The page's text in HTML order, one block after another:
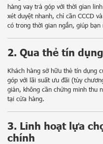
hàng vay trả góp với thời gian
xét duyệt nhanh, chỉ cần CCCD
có trong thời gian ngắn, giúp bạn
2. Qua thẻ tín dụng
Khách hàng sở hữu thẻ tín dụng
góp với lãi suất ưu đãi (tùy
giản, không cần chứng minh thu
tại cửa hàng.
3. Linh hoạt lựa
chính